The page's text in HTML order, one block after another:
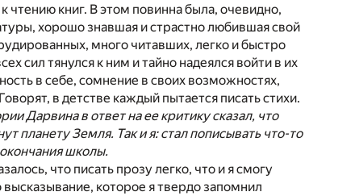
чтению книг. В этом повинна была, очевидно,
хорошо знавшая и страстно любившая свой
много читавших, легко и быстро
сил тянулся к ним и тайно надеялся войти в их
в себе, сомнение в своих возможностях,
в детстве каждый пытается писать стихи.
Дарвина в ответ на ее критику сказал, что
планету Земля. Так и я: стал пописывать что-то
школы.
что писать прозу легко, что и я смогу
которое я твердо запомнил